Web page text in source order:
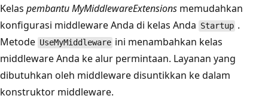
Kelas pembantu MyMiddlewareExtensions memudahkan
konfigurasi middleware Anda di kelas Anda Startup .
Metode UseMyMiddleware ini menambahkan kelas
middleware Anda ke alur permintaan. Layanan yang
dibutuhkan oleh middleware disuntikkan ke dalam
konstruktor middleware.